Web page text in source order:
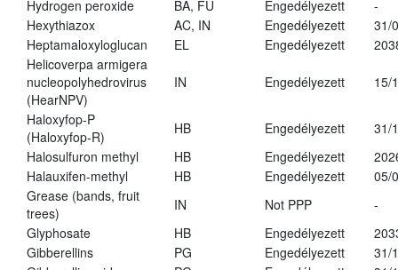
Hydrogen peroxide
BA, FU Engedélyezett
-
Hexythiazox
AC, IN Engedélyezett
31/
Heptamaloxyloglucan
EL Engedélyezett
Helicoverpa armigera
nucleopolyhedrovirus
(HearNPV)
IN Engedélyezett 15/
Haloxyfop-P
(Haloxyfop-R)
HB Engedélyezett
31/
Halosulfuron methyl
HB Engedélyezett
Halauxifen-methyl
HB Engedélyezett
05/
Grease (bands, fruit
trees)
IN Not PPP
-
Glyphosate
HB Engedélyezett
Gibberellins
PG Engedélyezett
31/